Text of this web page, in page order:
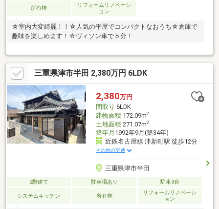
所有権
リフォームリノベーシ
ョン
☆室内大変綺麗！！☆人気の平屋でコンパクトなおうち☆倉庫で
趣味を楽しめます！☆ヴィソン車で５分！
三重県津市半田 2,380万円 6LDK
2,380万円
間取り 6LDK
建物面積172.09m2
土地面積271.07m2
築年月 1992年9月(築34年)
近鉄名古屋線 津新町駅 徒歩12分
その他の交通
三重県津市半田
2階建て 駐車場あり 駐車3台
システムキッチン 所有権
リフォームリノベーシ
ョン